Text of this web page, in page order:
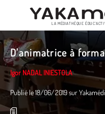
Aller
au
contenu
principal
LA MÉDIATHÈQUE
D'animatrice à
Igor NADAL INIESTOLA
Publié le 18/06/2019 sur